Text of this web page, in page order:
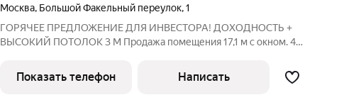
Москва, Большой Факельный переулок,1
ГОРЯЧЕЕ ПРЕДЛОЖЕНИЕ ДЛЯ ИНВЕСТОРА! ДОХОДНОСТЬ +
ВЫСОКИЙ ПОТОЛОК 3 М Продажа помещения 17,1 м с окном. 4
Всего 12 минут пешком до ст. м. «Марксистская». Развитая
транспортная развязка и всегда
Показать телефон Написать